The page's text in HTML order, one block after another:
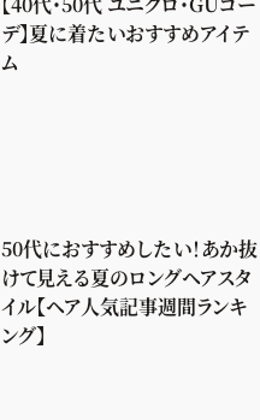
デ】夏に着たいおすすめアイテ
ム
50代におすすめしたい！あか抜
けて見える夏のロングヘアスタ
イル【ヘア人気記事週間ランキ
ング】